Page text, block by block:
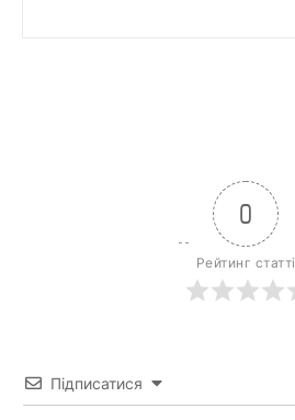
0
Рейтинг статті
Підписатися